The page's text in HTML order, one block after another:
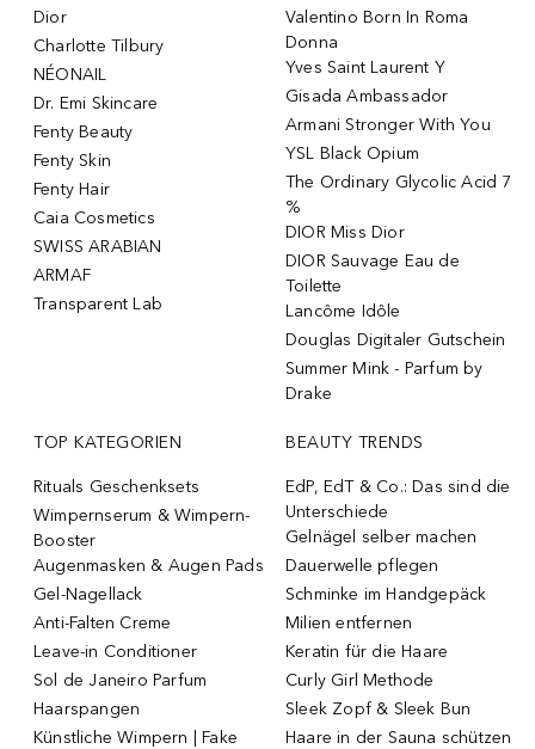
Dior
Charlotte Tilbury
NÉONAIL
Dr. Emi Skincare
Fenty Beauty
Fenty Skin
Fenty Hair
Caia Cosmetics
SWISS ARABIAN
ARMAF
Transparent Lab
Valentino Born In Roma
Donna
Yves Saint Laurent Y
Gisada Ambassador
Armani Stronger With You
YSL Black Opium
The Ordinary Glycolic Acid 7
%
DIOR Miss Dior
DIOR Sauvage Eau de
Toilette
Lancôme Idôle
Douglas Digitaler Gutschein
Summer Mink - Parfum by
Drake
TOP KATEGORIEN
Rituals Geschenksets
Wimpernserum & Wimpern-
Booster
Augenmasken & Augen Pads
Gel-Nagellack
Anti-Falten Creme
Leave-in Conditioner
Sol de Janeiro Parfum
Haarspangen
Künstliche Wimpern | Fake
BEAUTY TRENDS
EdP, EdT & Co.: Das sind die
Unterschiede
Gelnägel selber machen
Dauerwelle pflegen
Schminke im Handgepäck
Milien entfernen
Keratin für die Haare
Curly Girl Methode
Sleek Zopf & Sleek Bun
Haare in der Sauna schützen